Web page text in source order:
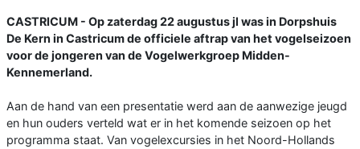
CASTRICUM - Op zaterdag 22 augustus jl was in Dorpshuis
De Kern in Castricum de officiele aftrap van het vogelseizoen
voor de jongeren van de Vogelwerkgroep Midden-
Kennemerland.
Aan de hand van een presentatie werd aan de aanwezige jeugd
en hun ouders verteld wat er in het komende seizoen op het
programma staat. Van vogelexcursies in het Noord-Hollands